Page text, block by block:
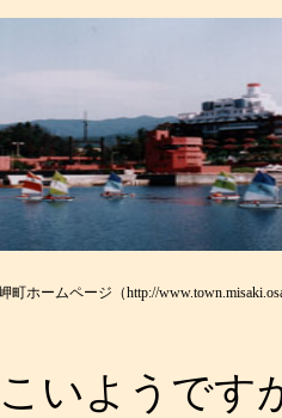
ホームページ（http://
いようです